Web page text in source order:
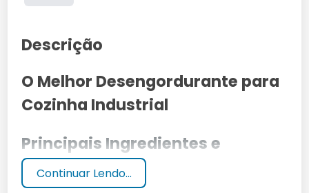
Descrição
O Melhor Desengordurante para
Cozinha Industrial
Principais Ingredientes e
Fórmula
Continuar Lendo...